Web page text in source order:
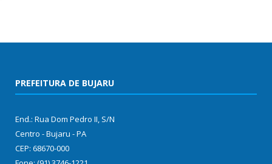
PREFEITURA DE BUJARU
End.: Rua Dom Pedro II, S/N
Centro - Bujaru - PA
CEP: 68670-000